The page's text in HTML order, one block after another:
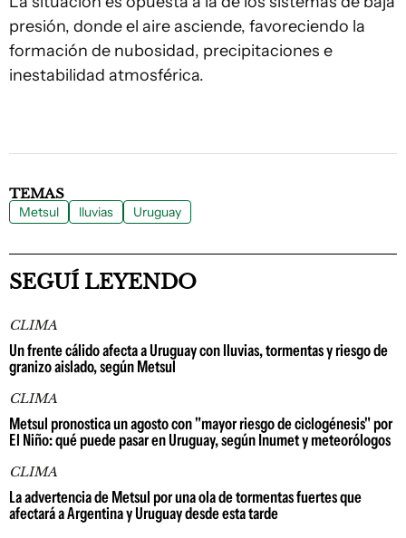
presión, donde el aire asciende, favoreciendo la
formación de nubosidad, precipitaciones e
inestabilidad atmosférica.
TEMAS
Metsul lluvias Uruguay
SEGUÍ LEYENDO
CLIMA
Un frente cálido afecta a Uruguay con lluvias, tormentas y riesgo de
granizo aislado, según Metsul
CLIMA
Metsul pronostica un agosto con "mayor riesgo de ciclogénesis" por
El Niño: qué puede pasar en Uruguay, según Inumet y meteorólogos
CLIMA
La advertencia de Metsul por una ola de tormentas fuertes que
afectará a Argentina y Uruguay desde esta tarde